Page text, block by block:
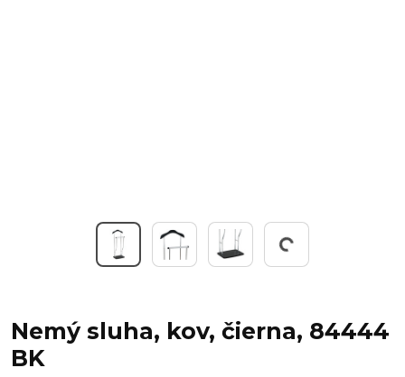
Working...
Nemý sluha, kov, čierna, 84444
BK